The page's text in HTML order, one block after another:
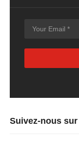
Suivez-nous